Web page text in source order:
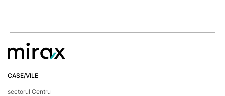
CASE/VILE
sectorul Centru